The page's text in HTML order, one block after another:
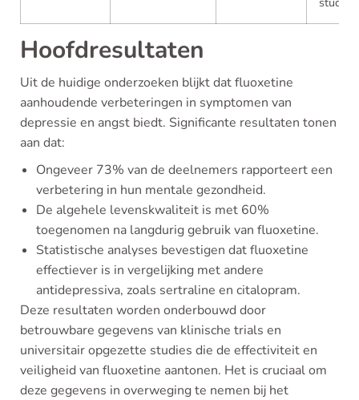
Hoofdresultaten
Uit de huidige onderzoeken blijkt dat fluoxetine
aanhoudende verbeteringen in symptomen van
depressie en angst biedt. Significante resultaten tonen
aan dat:
Ongeveer 73% van de deelnemers rapporteert een
verbetering in hun mentale gezondheid.
De algehele levenskwaliteit is met 60%
toegenomen na langdurig gebruik van fluoxetine.
Statistische analyses bevestigen dat fluoxetine
effectiever is in vergelijking met andere
antidepressiva, zoals sertraline en citalopram.
Deze resultaten worden onderbouwd door
betrouwbare gegevens van klinische trials en
universitair opgezette studies die de effectiviteit en
veiligheid van fluoxetine aantonen. Het is cruciaal om
deze gegevens in overweging te nemen bij het